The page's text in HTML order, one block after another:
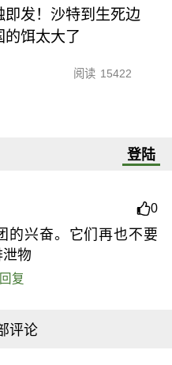
即发！沙特到生死边
的饵太大了
阅读 15422
登陆
0
的兴奋。它们再也不要
物
回复
评论